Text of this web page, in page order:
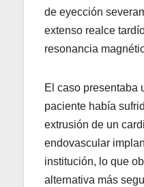
de eyección
extenso realce
resonancia
El caso presentaba
paciente había
extrusión de un
endovascular
institución, lo que
alternativa más